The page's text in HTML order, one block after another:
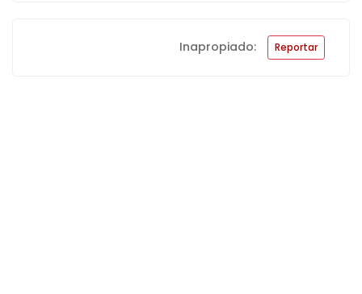
Inapropiado: Reportar